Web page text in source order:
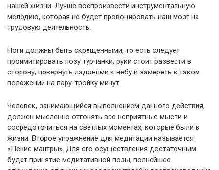
нашей жизни. Лучше воспроизвести инструментальную
мелодию, которая не будет провоцировать наш мозг на
трудовую деятельность.
Ноги должны быть скрещенными, то есть следует
проимитировать позу турчанки, руки стоит развести в
сторону, повернуть ладонями к небу и замереть в таком
положении на пару-тройку минут.
Человек, занимающийся выполнением данного действия,
должен мысленно отгонять все неприятные мысли и
сосредоточиться на светлых моментах, которые были в
жизни. Второе упражнение для медитации называется
«Пение мантры». Для его осуществления достаточным
будет принятие медитативной позы, полнейшее